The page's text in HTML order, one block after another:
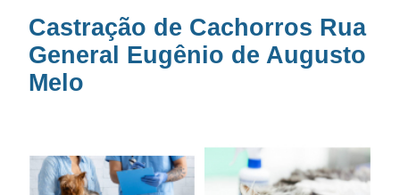
Castração de Cachorros Rua
General Eugênio de Augusto
Melo